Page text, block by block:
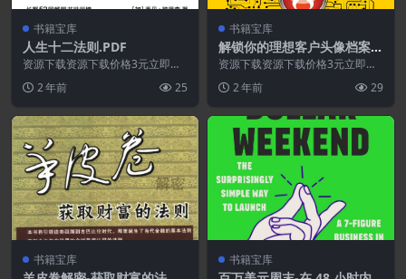
书籍宝库
人生十二法则.PDF
资源下载资源下载价格3元立即购
2 年前 25
书籍宝库
解锁你的理想客户头像档案-
与目标受众建立联系时应避免
的10个致命错误.无论你卖什
么.PDF
资源下载资源下载价格3元立即购
2 年前 29
书籍宝库 书籍宝库